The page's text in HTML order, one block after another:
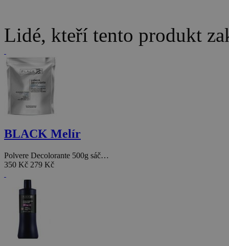
Lidé, kteří tento produkt
BLACK Melír
Polvere Decolorante 500g sáč…
350 Kč 279 Kč